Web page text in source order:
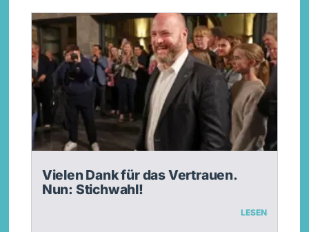
Vielen Dank für das Vertrauen.
Nun: Stichwahl!
LESEN